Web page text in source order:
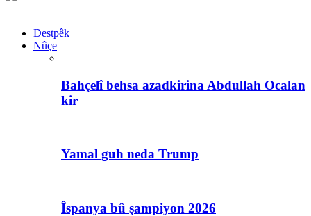
Destpêk
Nûçe
Bahçelî behsa azadkirina Abdullah Ocalan
kir
Yamal guh neda Trump
Îspanya bû şampiyon 2026